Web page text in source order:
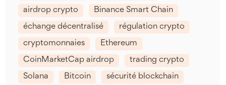
airdrop crypto Binance Smart Chain
échange décentralisé régulation crypto
cryptomonnaies Ethereum
CoinMarketCap airdrop trading crypto
Solana Bitcoin sécurité blockchain